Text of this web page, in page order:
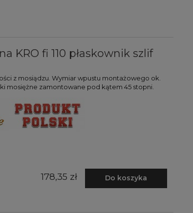
KRO fi 110 płaskownik szlif
z mosiądzu. Wymiar wpustu montażowego ok.
mosiężne zamontowane pod kątem 45 stopni.
178,35 zł Do koszyka